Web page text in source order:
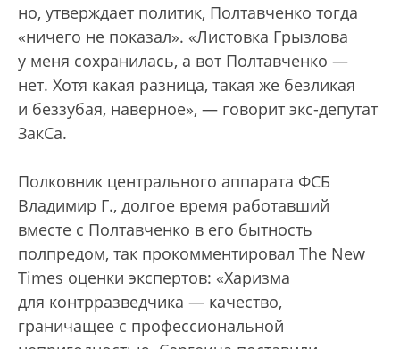
но, утверждает политик, Полтавченко тогда
«ничего не показал». «Листовка Грызлова
у меня сохранилась, а вот Полтавченко —
нет. Хотя какая разница, такая же безликая
и беззубая, наверное», — говорит экс-депутат
ЗакСа.
Полковник центрального аппарата ФСБ
Владимир Г., долгое время работавший
вместе с Полтавченко в его бытность
полпредом, так прокомментировал The New
Times оценки экспертов: «Харизма
для контрразведчика — качество,
граничащее с профессиональной